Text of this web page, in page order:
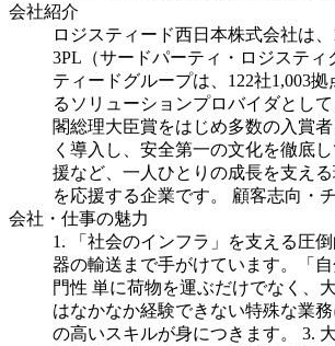
会社紹介
ロジスティード西日本株式会社は
3PL（サードパーティ・ロジステ
ティードグループは、122社1,003
るソリューションプロバイダとし
閣総理大臣賞をはじめ多数の入賞
く導入し、安全第一の文化を徹底
援など、一人ひとりの成長を支え
を応援する企業です。 顧客志向・
会社・仕事の魅力
1. 「社会のインフラ」を支える圧
器の輸送まで手がけています。「
門性 単に荷物を運ぶだけでなく、
はなかなか経験できない特殊な業
の高いスキルが身につきます。 3.